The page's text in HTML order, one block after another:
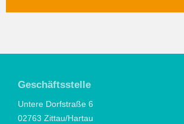
Geschäftsstelle
Untere Dorfstraße 6
02763 Zittau/Hartau